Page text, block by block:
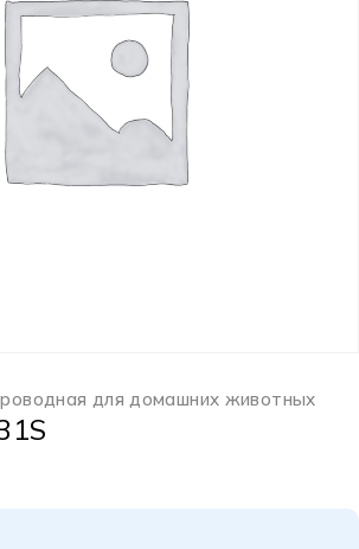
для домашних животных